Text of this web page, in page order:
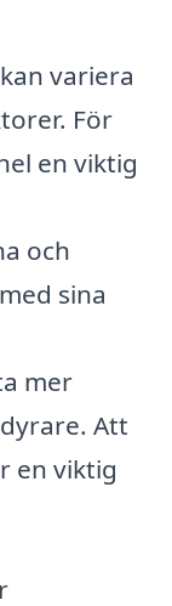
variera
För
en viktig
och
sina
mer
Att
en viktig